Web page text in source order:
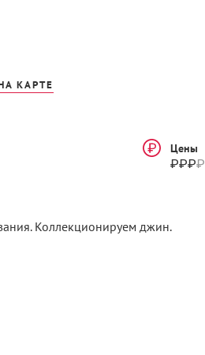
КАРТЕ
Цены
₽₽₽₽
Коллекционируем джин.